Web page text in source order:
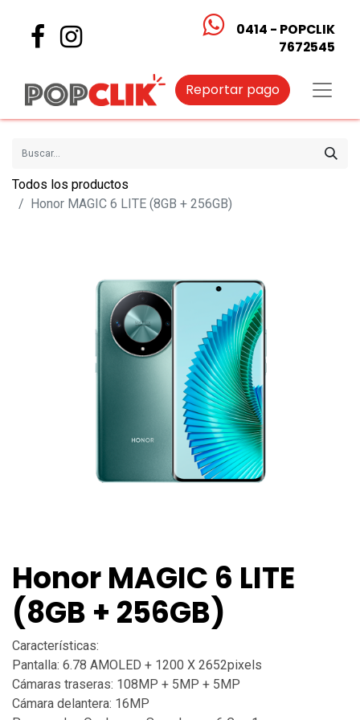
0414 - POPCLIK
7672545
Reportar pago
Todos los productos
Honor MAGIC 6 LITE (8GB + 256GB)
Honor MAGIC 6 LITE
(8GB + 256GB)
Características:
Pantalla: 6.78 AMOLED + 1200 X 2652pixels
Cámaras traseras: 108MP + 5MP + 5MP
Cámara delantera: 16MP